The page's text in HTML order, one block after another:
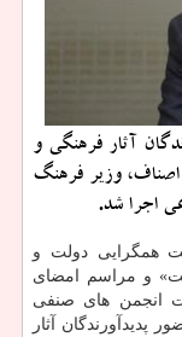
آثار فرهنگی و
اصناف، وزیر فرهنگ
اجرا شد.
همگرایی دولت و
و مراسم امضای
انجمن های صنفی
پدیدآورندگان آثار